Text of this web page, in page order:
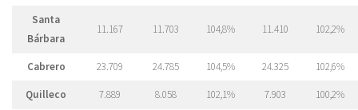
Santa
Bárbara
11.167 11.703 104,8% 11.410 102,2%
Cabrero 23.709 24.785 104,5% 24.325 102,6%
Quilleco 7.889 8.058 102,1% 7.903 100,2%